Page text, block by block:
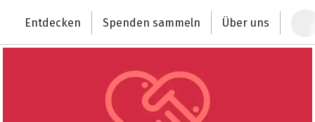
Deutschlands größte Spendenplattform
Entdecken Spenden sammeln Über uns